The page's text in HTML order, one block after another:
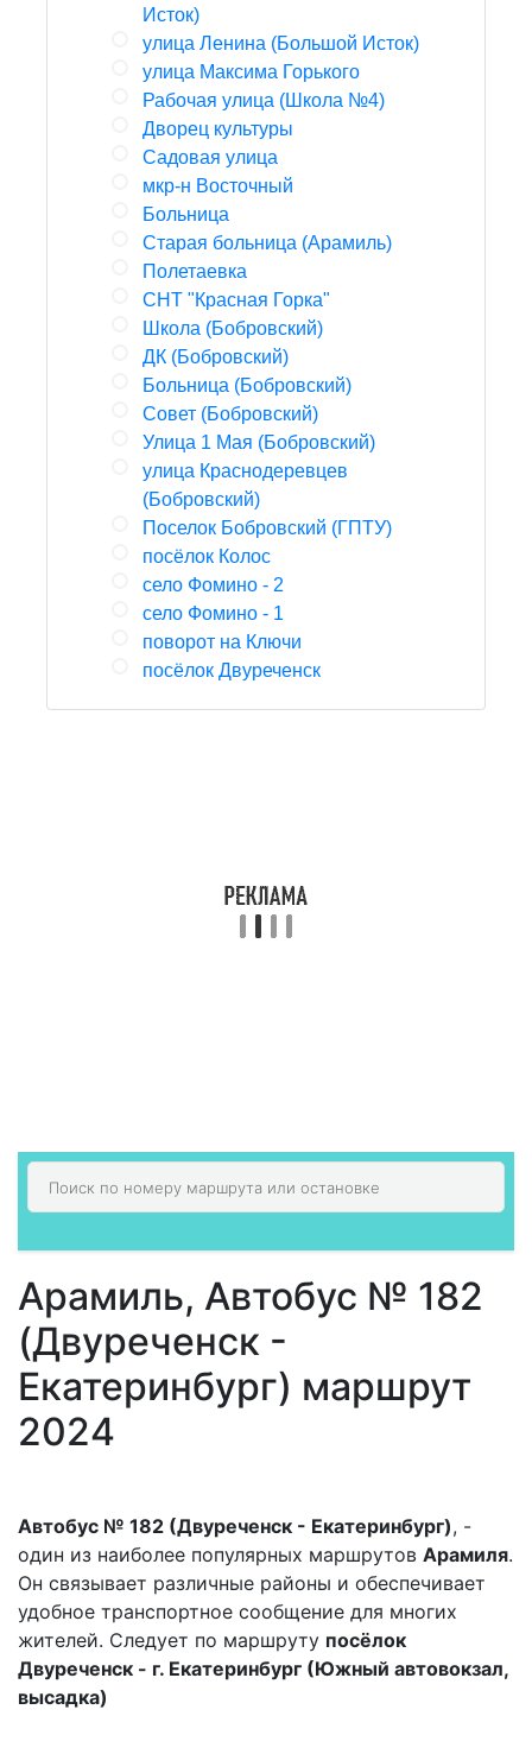
Исток)
улица Ленина (Большой Исток)
улица Максима Горького
Рабочая улица (Школа №4)
Дворец культуры
Садовая улица
мкр-н Восточный
Больница
Старая больница (Арамиль)
Полетаевка
СНТ "Красная Горка"
Школа (Бобровский)
ДК (Бобровский)
Больница (Бобровский)
Совет (Бобровский)
Улица 1 Мая (Бобровский)
улица Краснодеревцев
(Бобровский)
Поселок Бобровский (ГПТУ)
посёлок Колос
село Фомино - 2
село Фомино - 1
поворот на Ключи
посёлок Двуреченск
Арамиль, Автобус № 182
(Двуреченск -
Екатеринбург) маршрут
2024
Автобус № 182 (Двуреченск - Екатеринбург), -
один из наиболее популярных маршрутов Арамиля.
Он связывает различные районы и обеспечивает
удобное транспортное сообщение для многих
жителей. Следует по маршруту посёлок
Двуреченск - г. Екатеринбург (Южный автовокзал,
высадка)